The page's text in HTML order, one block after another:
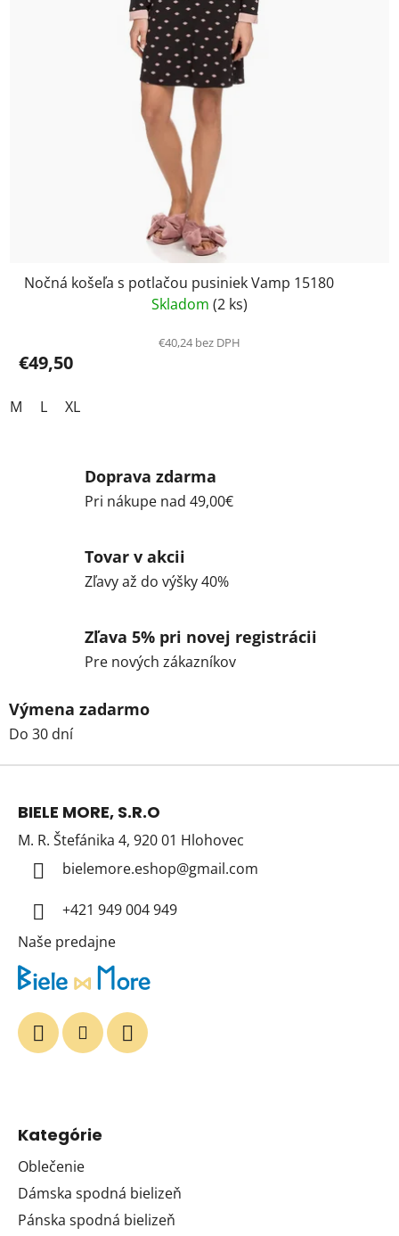
Nočná košeľa s potlačou pusiniek Vamp 15180
Skladom (2 ks)
€40,24 bez DPH
€49,50
M L XL
Doprava zdarma
Pri nákupe nad 49,00€
Tovar v akcii
Zľavy až do výšky 40%
Zľava 5% pri novej registrácii
Pre nových zákazníkov
Výmena zadarmo
Do 30 dní
Z
BIELE MORE, S.R.O
M. R. Štefánika 4, 920 01 Hlohovec
bielemore.eshop@gmail.com
+421 949 004 949
Naše predajne
Kategórie
Oblečenie
Dámska spodná bielizeň
Pánska spodná bielizeň